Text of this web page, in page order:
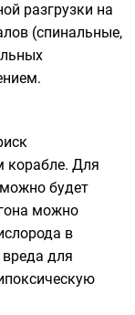
разгрузки на
(спинальные,
корабле. Для
будет
можно
в
для